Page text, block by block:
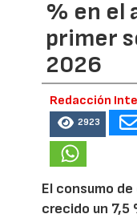
% en el
primer
2026
Redacción
2923
El consumo
crecido un 7,5